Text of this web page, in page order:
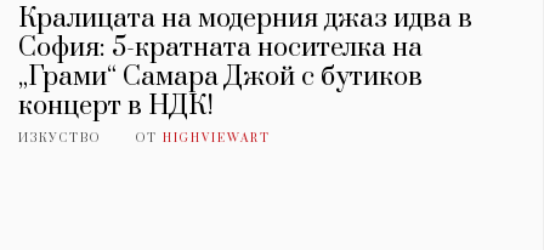
Кралицата на модерния джаз идва в
София: 5-кратната носителка на
„Грами“ Самара Джой с бутиков
концерт в НДК!
ИЗКУСТВО ОТ HIGHVIEWART